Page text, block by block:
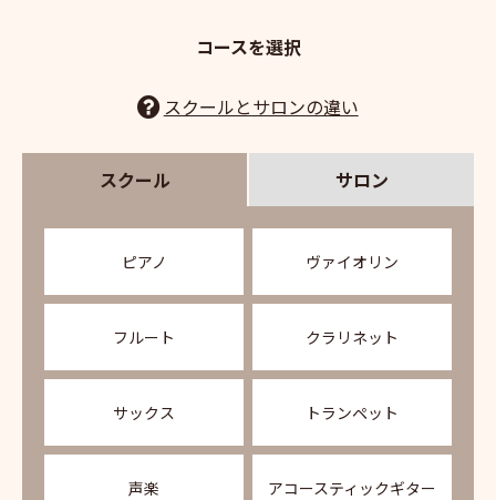
コースを選択
スクールとサロンの違い
スクール サロン
ピアノ ヴァイオリン
フルート クラリネット
サックス トランペット
声楽 アコースティックギター